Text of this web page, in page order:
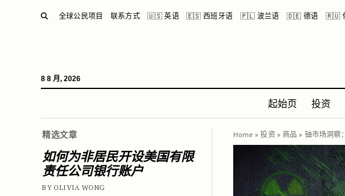
SEARCH
全球公民项目 联系方式 🇺🇸 英语 🇪🇸 西班牙语 🇵🇱 波兰语 🇩🇪 德语 🇷🇺
8 8 月, 2026
起始页 投资
精选文章
如何为非居民开设美国有限
责任公司银行账户
BY OLIVIA WONG
Home » 投资 » 商品 » 铀市场洞察